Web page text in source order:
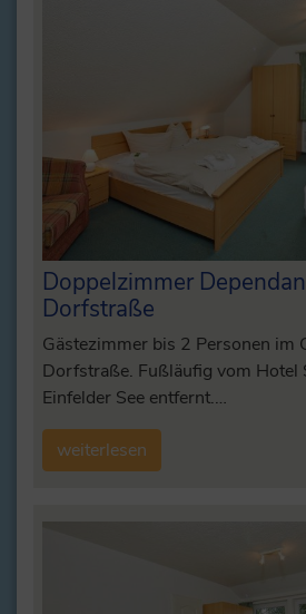
Doppelzimmer
Dorfstraße
Gästezimmer bis 2 Personen im
Dorfstraße. Fußläufig vom Hotel
Einfelder See entfernt.…
weiterlesen